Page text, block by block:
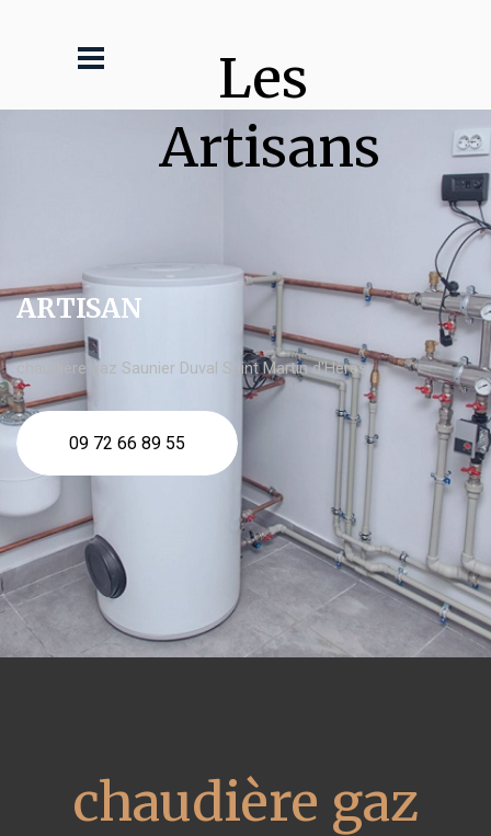
Les
Artisans
ARTISAN
chaudière gaz Saunier Duval Saint Martin d'Hères
09 72 66 89 55
chaudière gaz